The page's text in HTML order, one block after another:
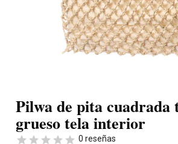
Pilwa de pita cuadrada
grueso tela interior
0 reseñas